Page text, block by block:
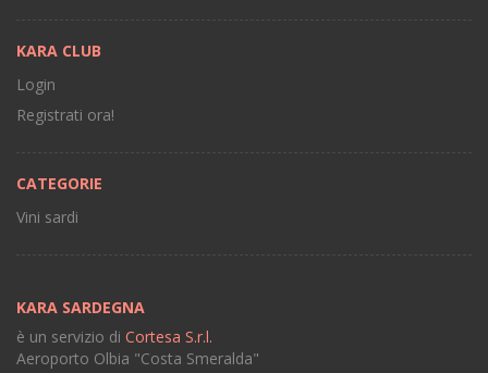
KARA CLUB
Login
Registrati ora!
CATEGORIE
Vini sardi
KARA SARDEGNA
è un servizio di Cortesa S.r.l.
Aeroporto Olbia "Costa Smeralda"